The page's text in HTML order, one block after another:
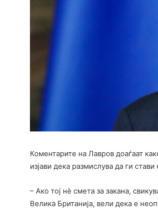
Коментарите на Лавров доаѓаат
изјави дека размислува да ги
– Ако тој нè смета за закана,
Велика Британија, вели дека е